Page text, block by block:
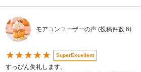
モアコンユーザーの声 (投稿件数:6)
★★★★★ SuperExcellent
すっぴん失礼します。